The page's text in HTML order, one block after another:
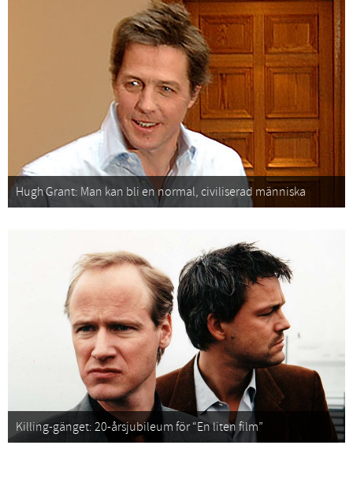
Hugh Grant: Man kan bli en normal, civiliserad människa
Killing-gänget: 20-årsjubileum för “En liten film”